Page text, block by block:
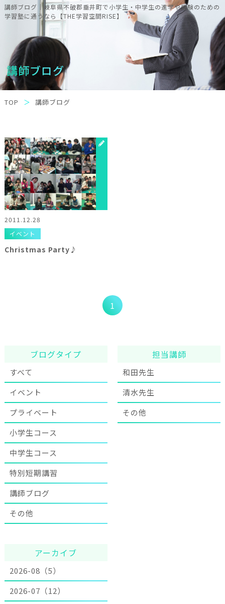
講師ブログ｜岐阜県不破郡垂井町で小学生・中学生の進学や受験のための
学習塾に通うなら【THE学習空間RISE】
講師ブログ
TOP 講師ブログ
2011.12.28
イベント
Christmas Party♪
1
ブログタイプ
すべて
イベント
プライベート
小学生コース
中学生コース
特別短期講習
講師ブログ
その他
担当講師
和田先生
清水先生
その他
アーカイブ
2026-08（5）
2026-07（12）